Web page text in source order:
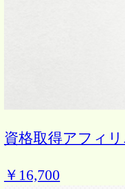
資格取得アフィ
￥16,700